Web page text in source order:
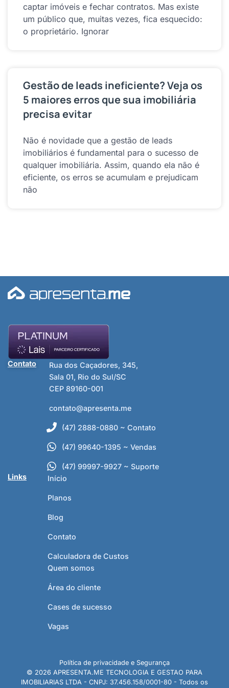
captar imóveis e fechar contratos. Mas existe
um público que, muitas vezes, fica esquecido:
o proprietário. Ignorar
Gestão de leads ineficiente? Veja os
5 maiores erros que sua imobiliária
precisa evitar
Não é novidade que a gestão de leads
imobiliários é fundamental para o sucesso de
qualquer imobiliária. Assim, quando ela não é
eficiente, os erros se acumulam e prejudicam
não
Contato
Rua dos Caçadores, 345,
Sala 01, Rio do Sul/SC
CEP 89160-001
contato@apresenta.me
(47) 2888-0880 ~ Contato
(47) 99640-1395 ~ Vendas
(47) 99997-9927 ~ Suporte
Links
Início
Planos
Blog
Contato
Calculadora de Custos
Quem somos
Área do cliente
Cases de sucesso
Vagas
© 2026 APRESENTA.ME TECNOLOGIA E GESTAO PARA
IMOBILIARIAS LTDA - CNPJ: 37.456.158/0001-80 - Todos os
Política de privacidade e Segurança